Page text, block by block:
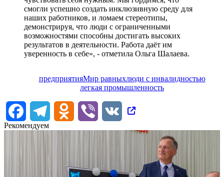
смогли успешно создать инклюзивную среду для
наших работников, и ломаем стереотипы,
демонстрируя, что люди с ограниченными
возможностями способны достигать высоких
результатов в деятельности. Работа даёт им
уверенность в себе», - отметила Ольга Шалаева.
предприятияМир равныхлюди с инвалидностью
легкая промышленность
FacebookTelegram Odnoklassniki
Viber
VK
Рекомендуем